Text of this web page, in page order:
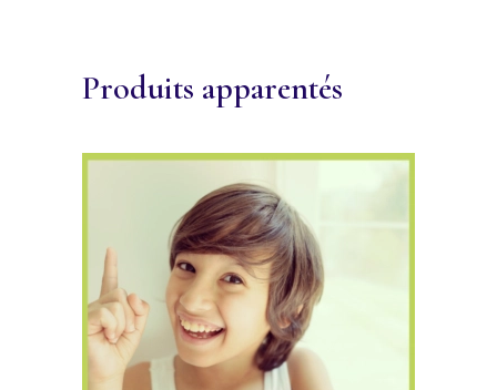
Produits apparentés